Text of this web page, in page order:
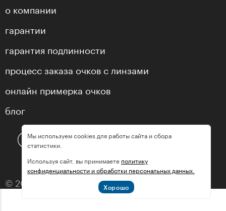
о компании
гарантии
гарантия подлинности
процесс заказа очков с линзами
онлайн примерка очков
блог
© 2013—2026 оптика «МастерГлассес»
Мы используем cookies для работы сайта и сбора
статистики.
Используя сайт, вы принимаете политику
конфиденциальности и обработки персональных данных.
Хорошо